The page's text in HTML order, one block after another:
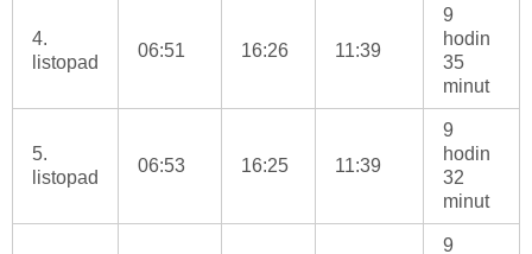
4.
listopad
06:51 16:26 11:39
9
hodin
35
minut
5.
listopad
06:53 16:25 11:39
9
hodin
32
minut
9